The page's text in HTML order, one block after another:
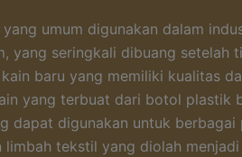
umum digunakan dalam
yang seringkali dibuang setelah
baru yang memiliki kualitas
yang terbuat dari botol plastik
dapat digunakan untuk berbagai
tekstil yang diolah menjadi